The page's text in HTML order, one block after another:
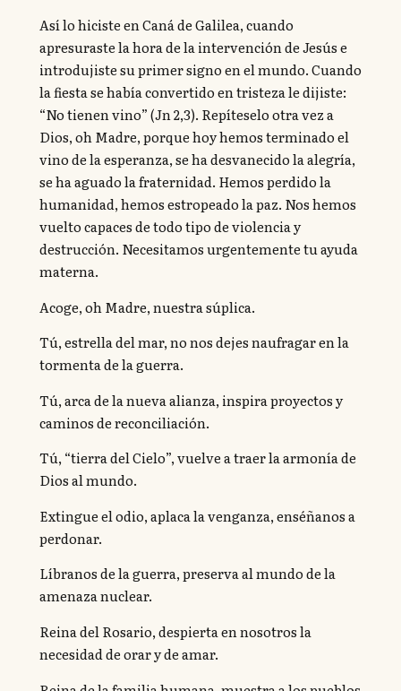
Así lo hiciste en Caná de Galilea, cuando
apresuraste la hora de la intervención de Jesús e
introdujiste su primer signo en el mundo. Cuando
la fiesta se había convertido en tristeza le dijiste:
“No tienen vino” (Jn 2,3). Repíteselo otra vez a
Dios, oh Madre, porque hoy hemos terminado el
vino de la esperanza, se ha desvanecido la alegría,
se ha aguado la fraternidad. Hemos perdido la
humanidad, hemos estropeado la paz. Nos hemos
vuelto capaces de todo tipo de violencia y
destrucción. Necesitamos urgentemente tu ayuda
materna.
Acoge, oh Madre, nuestra súplica.
Tú, estrella del mar, no nos dejes naufragar en la
tormenta de la guerra.
Tú, arca de la nueva alianza, inspira proyectos y
caminos de reconciliación.
Tú, “tierra del Cielo”, vuelve a traer la armonía de
Dios al mundo.
Extingue el odio, aplaca la venganza, enséñanos a
perdonar.
Líbranos de la guerra, preserva al mundo de la
amenaza nuclear.
Reina del Rosario, despierta en nosotros la
necesidad de orar y de amar.